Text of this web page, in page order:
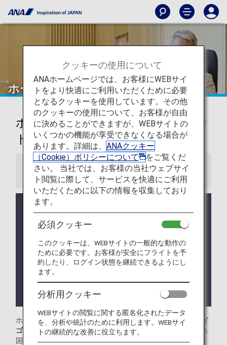
ホーチミン
ホーチミンシティ タンソンニャッ
ト国際空港ラウンジ
お知らせ
ご利用頂けるラウンジは混雑状況により異なりま
案内させていただきます。
ラウンジ所有者がANAではない空港においては事前
告知なくサービス、営業時間が変更する可能性がご
ざいます。
ラウンジが所在する国や州により入室条件に制約が
ある場合がございます。
ホーチミンシティ タンソンニャット国際空港では、 ル・サイ
ゴンネイズラウンジをご利用いただけます。本ページはANA
国際線を利用される際のラウンジ入室基準を記載しておりま
クッキーの使用について
ANAホームページでは、お客様にWEBサイ
トをより快適にご利用いただくために必要
となるクッキーを使用しています。その他
のクッキーの使用について、お客様が自由
に決めることができますが、WEBサイトの
いくつかの機能が享受できなくなる場合が
あります。詳細は、 ANAクッキー
（Cookie）ポリシーについて
をご覧くだ
さい。 当社では、お客様の当社ウェブサイ
ト閲覧に際して、サービスを快適にご利用
いただくために以下の情報を収集しており
ます。
必須クッキー
このクッキーは、WEBサイトの一般的な動作の
ために必要です。お客様が安全にフライトを予
約したり、ログイン状態を継続できるようにし
ます。
分析用クッキー
WEBサイトの閲覧に関する匿名化されたデータ
を、分析や統計のために利用します。WEBサイ
トの継続的な改善に役立ちます。